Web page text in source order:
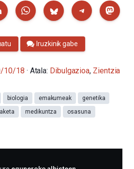
Iruzkinik gabe
10/18 · Atala: Dibulgazioa, Zientzia
biologia emakumeak
genetika
medikuntza
osasuna